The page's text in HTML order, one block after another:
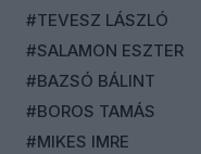
#TEVESZ LÁSZLÓ
#SALAMON ESZTER
#BAZSÓ BÁLINT
#BOROS TAMÁS
#MIKES IMRE